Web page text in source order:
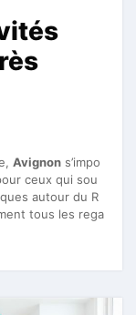
Avignon s’impo
ceux qui sou
autour du R
tous les rega